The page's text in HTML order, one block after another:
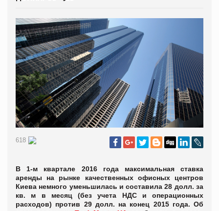
618
В 1-м квартале 2016 года максимальная ставка
аренды на рынке качественных офисных центров
Киева немного уменьшилась и составила 28 долл. за
кв. м в месяц (без учета НДС и операционных
расходов) против 29 долл. на конец 2015 года. Об